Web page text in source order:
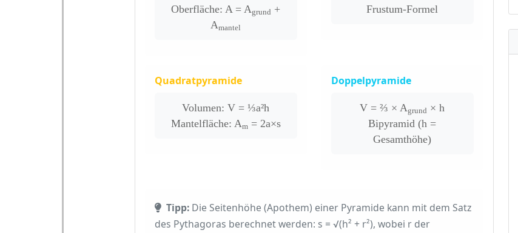
Oberfläche: A = Agrund +
Amantel
Frustum-Formel
Quadratpyramide
Volumen: V = ⅓a²h
Mantelfläche: Am = 2a×s
Doppelpyramide
V = ⅔ × Agrund × h
Bipyramid (h =
Gesamthöhe)
Tipp:Die Seitenhöhe (Apothem) einer Pyramide kann mit dem Satz
des Pythagoras berechnet werden: s = √(h² + r²), wobei r der